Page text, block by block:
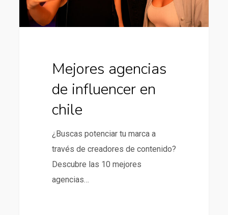
Mejores agencias
de influencer en
chile
¿Buscas potenciar tu marca a
través de creadores de contenido?
Descubre las 10 mejores
agencias…